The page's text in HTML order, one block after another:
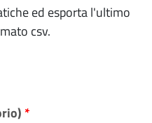
ed esporta l'ultimo
csv.
*